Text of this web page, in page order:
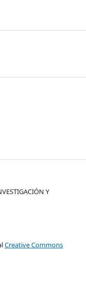
Y
Creative Commons